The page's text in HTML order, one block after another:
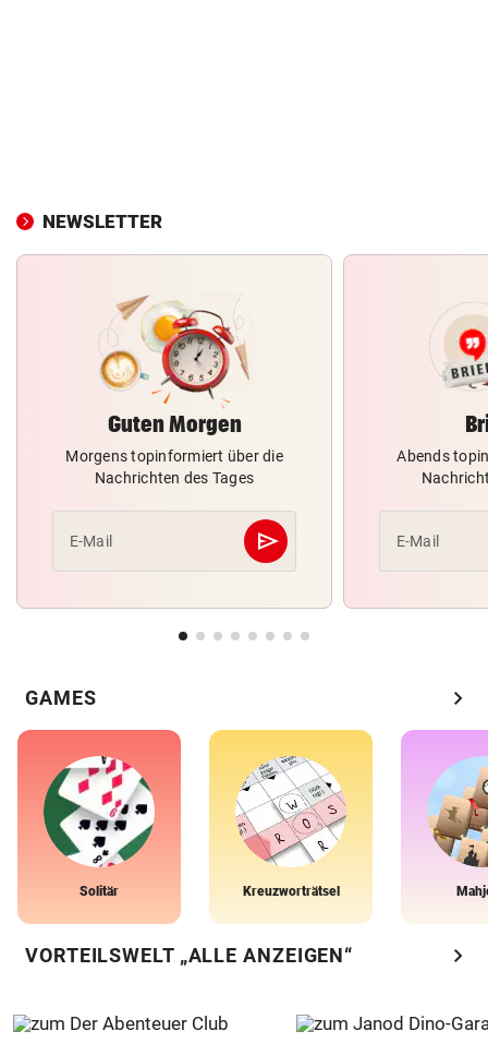
NEWSLETTER
Guten Morgen
Morgens topinformiert über die
Nachrichten des Tages
E-Mail send
Abschicken
Abends
E-Mail
GAMES chevron_right
Solitär Kreuzworträtsel
VORTEILSWELT „ALLE ANZEIGEN“ chevron_right